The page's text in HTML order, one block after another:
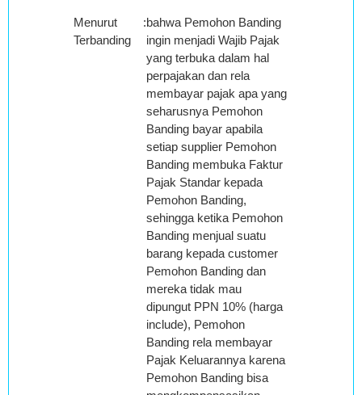
Menurut
Terbanding
:bahwa Pemohon Banding
ingin menjadi Wajib Pajak
yang terbuka dalam hal
perpajakan dan rela
membayar pajak apa yang
seharusnya Pemohon
Banding bayar apabila
setiap supplier Pemohon
Banding membuka Faktur
Pajak Standar kepada
Pemohon Banding,
sehingga ketika Pemohon
Banding menjual suatu
barang kepada customer
Pemohon Banding dan
mereka tidak mau
dipungut PPN 10% (harga
include), Pemohon
Banding rela membayar
Pajak Keluarannya karena
Pemohon Banding bisa